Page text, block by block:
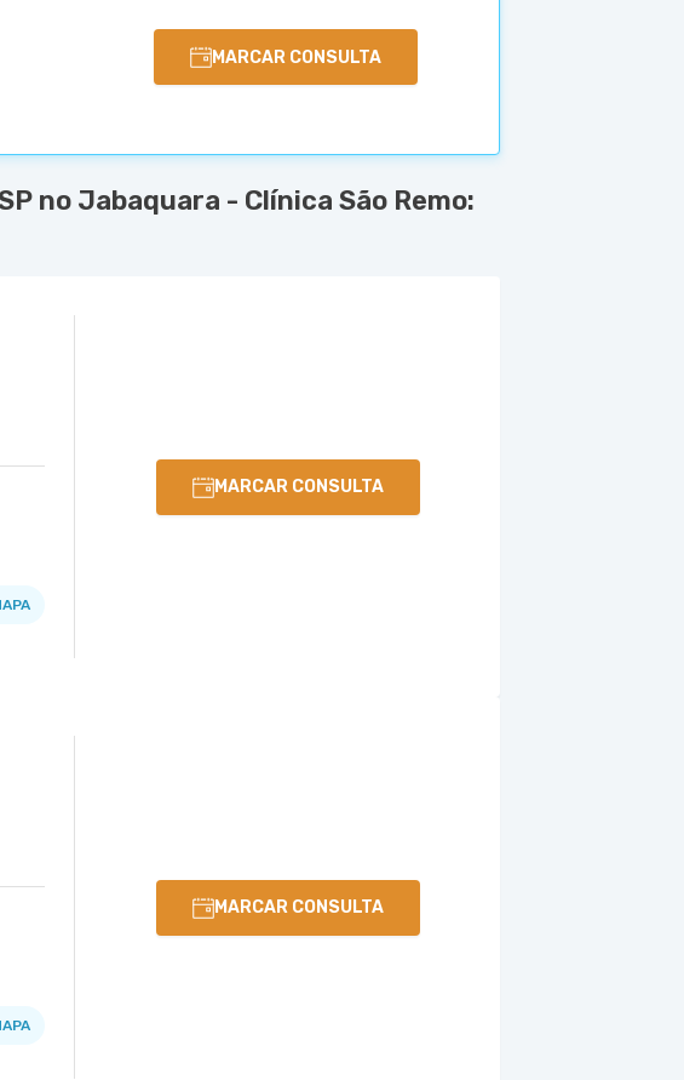
MARCAR CONSULTA
no Jabaquara - Clínica São Remo:
MARCAR CONSULTA
MARCAR CONSULTA